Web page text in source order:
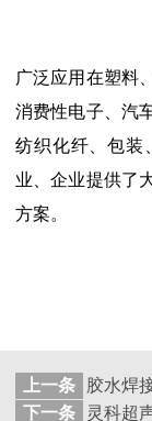
广泛应用在塑料
消费性电子、汽
纺织化纤、包装
业、企业提供了
方案。
上一条
下一条
灵科超